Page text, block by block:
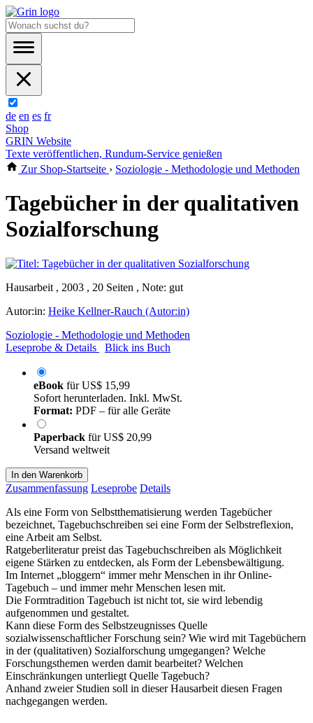
de en es fr
Shop
GRIN Website
Texte veröffentlichen, Rundum-Service genießen
Zur Shop-Startseite › Soziologie - Methodologie und Methoden
Tagebücher in der qualitativen
Sozialforschung
Hausarbeit , 2003 , 20 Seiten , Note: gut
Autor:in: Heike Kellner-Rauch (Autor:in)
Soziologie - Methodologie und Methoden
Leseprobe & Details
Blick ins Buch
eBook fürUS$ 15,99
Sofort herunterladen. Inkl. MwSt.
Format: PDF – für alle Geräte
Paperback fürUS$ 20,99
Versand weltweit
In den Warenkorb
Zusammenfassung Leseprobe Details
Als eine Form von Selbstthematisierung werden Tagebücher
bezeichnet, Tagebuchschreiben sei eine Form der Selbstreflexion,
eine Arbeit am Selbst.
Ratgeberliteratur preist das Tagebuchschreiben als Möglichkeit
eigene Stärken zu entdecken, als Form der Lebensbewältigung.
Im Internet „bloggern“ immer mehr Menschen in ihr Online-
Tagebuch – und immer mehr Menschen lesen mit.
Die Formtradition Tagebuch ist nicht tot, sie wird lebendig
aufgenommen und gestaltet.
Kann diese Form des Selbstzeugnisses Quelle
sozialwissenschaftlicher Forschung sein? Wie wird mit Tagebüchern
in der (qualitativen) Sozialforschung umgegangen? Welche
Forschungsthemen werden damit bearbeitet? Welchen
Einschränkungen unterliegt Quelle Tagebuch?
Anhand zweier Studien soll in dieser Hausarbeit diesen Fragen
nachgegangen werden.